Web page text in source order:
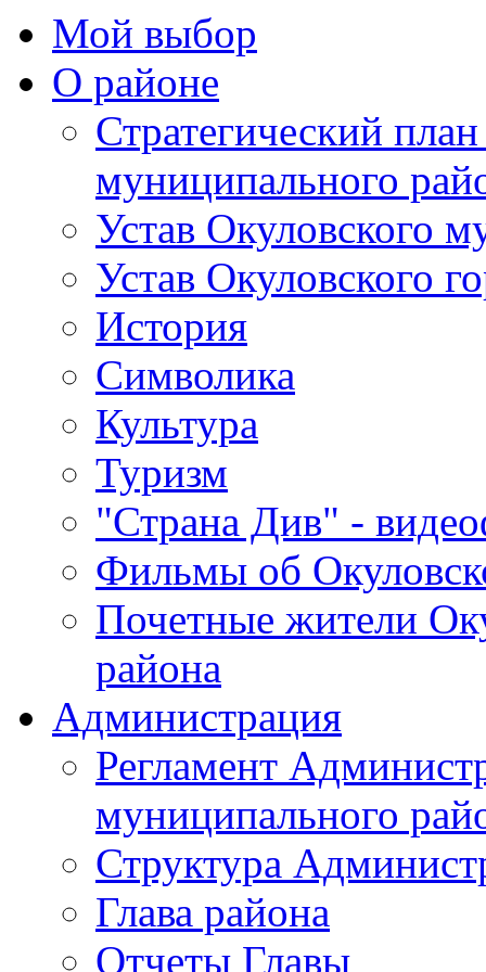
Мой выбор
О районе
Стратегический
муниципального
Устав Окуловского
Устав Окуловского
История
Символика
Культура
Туризм
"Страна Див" -
Фильмы об
Почетные жители
района
Администрация
Регламент
муниципального
Структура
Глава района
Отчеты Главы